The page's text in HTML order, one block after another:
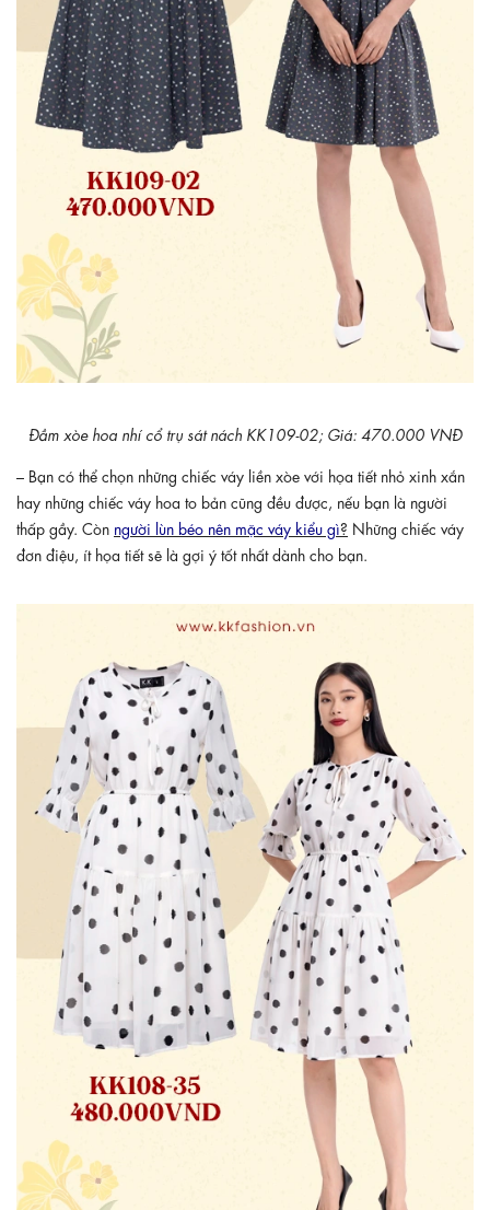
Đầm xòe hoa nhí cổ trụ sát nách KK109-02; Giá: 470.000 VNĐ
– Bạn có thể chọn những chiếc váy liền xòe với họa tiết nhỏ xinh xắn
hay những chiếc váy hoa to bản cũng đều được, nếu bạn là người
thấp gầy. Còn người lùn béo nên mặc váy kiểu gì? Những chiếc váy
đơn điệu, ít họa tiết sẽ là gợi ý tốt nhất dành cho bạn.